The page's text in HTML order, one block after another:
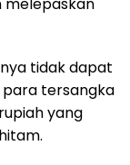
melepaskan
tidak dapat
tersangka
yang